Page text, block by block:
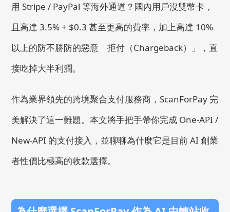
用 Stripe / PayPal 等海外通道？國內用戶沒雙幣卡，
且高達 3.5% + $0.3 甚至更高的費率，加上高達 10%
以上的防不勝防的惡意「拒付（Chargeback）」，直
接吃掉大半利潤。
作為業界領先的跨境聚合支付服務商，ScanForPay 完
美解決了這一難題。本文將手把手帶你完成 One-API /
New-API 的支付接入，並聊聊為什麼它是目前 AI 創業
者性價比極高的收款選擇。